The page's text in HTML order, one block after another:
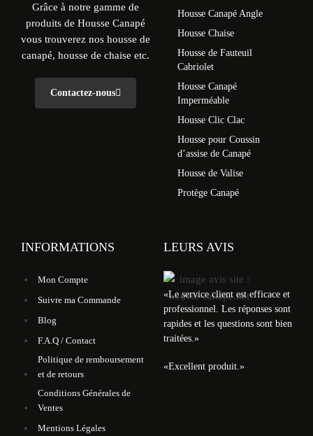
Grâce à notre gamme de
produits de Housse Canapé
vous trouverez nos housse de
canapé, housse de chaise etc.
Contactez-nous
Housse Canapé Angle
Housse Chaise
Housse de Fauteuil
Cabriolet
Housse Canapé
Imperméable
Housse Clic Clac
Housse pour Coussin
d’assise de Canapé
Housse de Valise
Protège Canapé
INFORMATIONS
Mon Compte
Suivre ma Commande
Blog
F.A.Q / Contact
Politique de remboursement
et de retours
Conditions Générales de
Ventes
Mentions Légales
LEURS AVIS
«Le service client est efficace et
professionnel. Les réponses sont
rapides et les questions sont bien
traitées. »
«Excellent produit.»